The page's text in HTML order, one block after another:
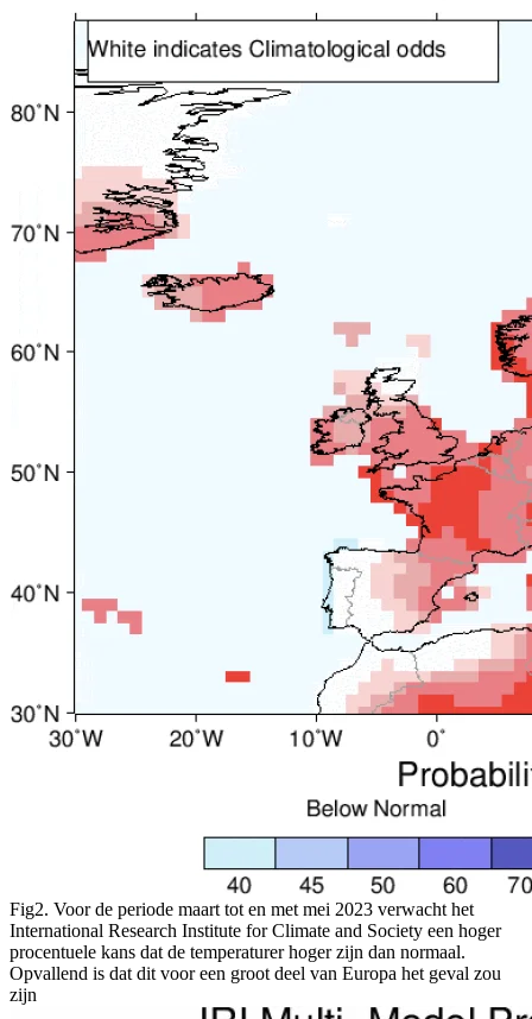
Fig2. Voor de periode maart tot en met mei 2023 verwacht het
International Research Institute for Climate and Society een hoger
procentuele kans dat de temperaturer hoger zijn dan normaal.
Opvallend is dat dit voor een groot deel van Europa het geval zou
zijn